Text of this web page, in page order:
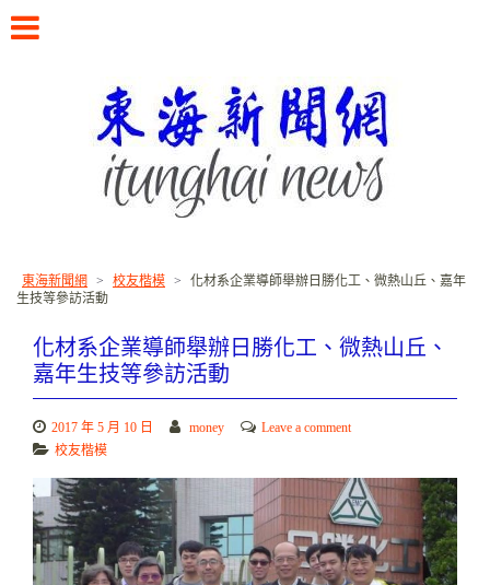
content
東海新聞網 > 校友楷模 >
化材系企業導師舉辦日勝化工、微熱山丘、嘉年
生技等參訪活動
化材系企業導師舉辦日勝化工、微熱山丘、
嘉年生技等參訪活動
2017 年 5 月 10 日 money
Leave a comment
校友楷模